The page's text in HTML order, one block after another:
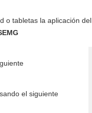
o tabletas la aplicación del
el siguiente